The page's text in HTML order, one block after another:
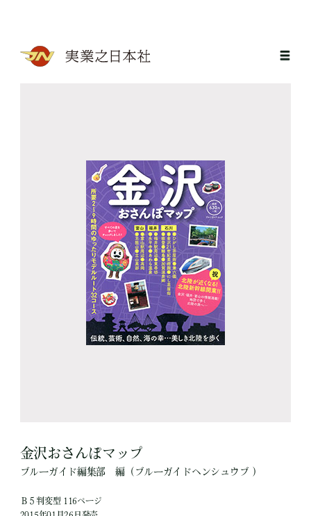
金沢おさんぽマップ
ブルーガイド編集部 編（ブルーガイドヘンシュウブ ）
Ｂ５判変型 116ページ